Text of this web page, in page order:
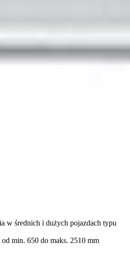
w średnich i dużych pojazdach typu
od min. 650 do maks. 2510 mm